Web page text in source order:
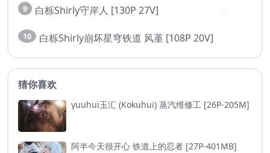
9 白栎Shirly守岸人 [130P 27V]
10 白栎Shirly崩坏星穹铁道 风堇 [108P 20V]
猜你喜欢
yuuhui玉汇 (Kokuhui) 蒸汽维修工 [26P-205M]
阿半今天很开心 铁道上的忍者 [27P-401MB]